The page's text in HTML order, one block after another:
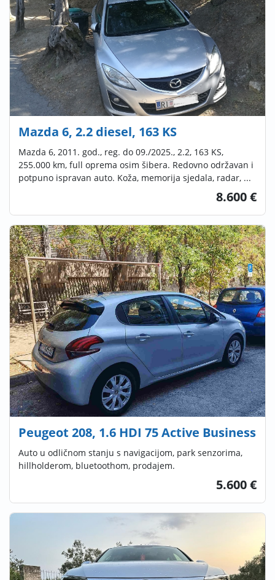
Mazda 6, 2.2 diesel, 163 KS
Mazda 6, 2011. god., reg. do 09./2025., 2.2, 163 KS,
255.000 km, full oprema osim šibera. Redovno održavan i
potpuno ispravan auto. Koža, memorija sjedala, radar, ...
8.600 €
Peugeot 208, 1.6 HDI 75 Active Business
Auto u odličnom stanju s navigacijom, park senzorima,
hillholderom, bluetoothom, prodajem.
5.600 €